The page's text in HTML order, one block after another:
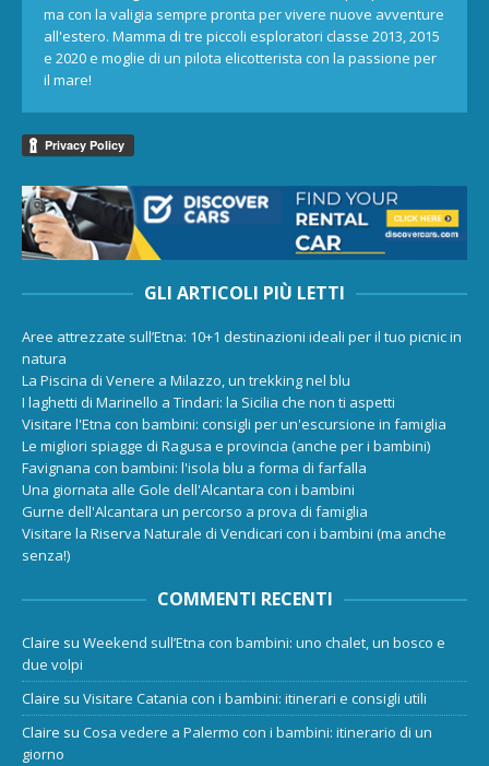
ma con la valigia sempre pronta per vivere nuove avventure
all'estero. Mamma di tre piccoli esploratori classe 2013, 2015
e 2020 e moglie di un pilota elicotterista con la passione per
il mare!
GLI ARTICOLI PIÙ LETTI
Aree attrezzate sull’Etna: 10+1 destinazioni ideali per il tuo picnic in
natura
La Piscina di Venere a Milazzo, un trekking nel blu
I laghetti di Marinello a Tindari: la Sicilia che non ti aspetti
Visitare l'Etna con bambini: consigli per un'escursione in famiglia
Le migliori spiagge di Ragusa e provincia (anche per i bambini)
Favignana con bambini: l'isola blu a forma di farfalla
Una giornata alle Gole dell'Alcantara con i bambini
Gurne dell'Alcantara un percorso a prova di famiglia
Visitare la Riserva Naturale di Vendicari con i bambini (ma anche
senza!)
COMMENTI RECENTI
Claire su Weekend sull’Etna con bambini: uno chalet, un bosco e
due volpi
Claire su Visitare Catania con i bambini: itinerari e consigli utili
Claire su Cosa vedere a Palermo con i bambini: itinerario di un
giorno